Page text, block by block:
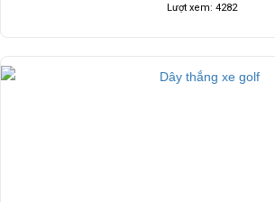
Lượt xem: 4282